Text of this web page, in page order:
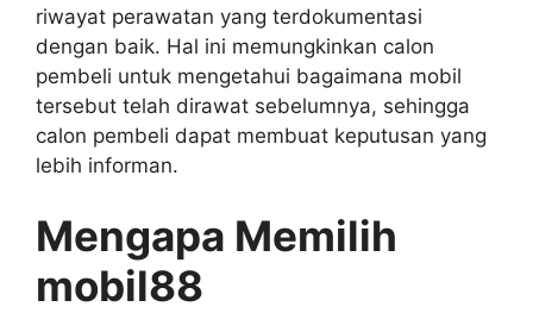
riwayat perawatan yang terdokumentasi
dengan baik. Hal ini memungkinkan calon
pembeli untuk mengetahui bagaimana mobil
tersebut telah dirawat sebelumnya, sehingga
calon pembeli dapat membuat keputusan yang
lebih informan.
Mengapa Memilih
mobil88